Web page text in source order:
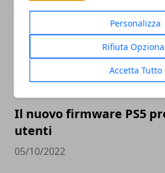
Personalizza
Rifiuta
Accetta Tutto
Il nuovo firmware PS5
utenti
05/10/2022